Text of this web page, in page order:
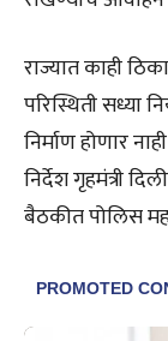
राज्यात काही
परिस्थिती सध्या
निर्माण होणार
निर्देश गृहमंत्री
बैठकीत पोलिस